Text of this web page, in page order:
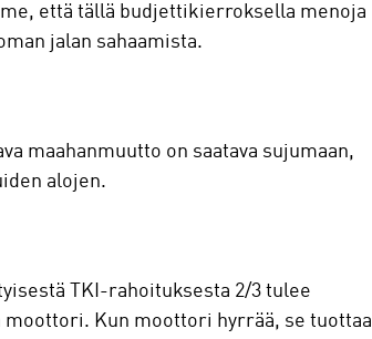
että tällä budjettikierroksella menoja
jalan sahaamista.
maahanmuutto on saatava sujumaan,
alojen.
TKI-rahoituksesta 2/3 tulee
Kun moottori hyrrää, se tuottaa